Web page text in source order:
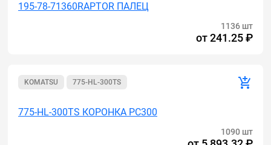
195-78-71360RAPTOR ПАЛЕЦ
1136 шт
от241.25 ₽
KOMATSU 775-HL-300TS
775-HL-300TS КОРОНКА РС300
1090 шт